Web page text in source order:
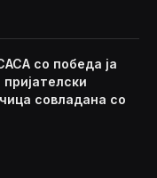
со победа ја
совладана со